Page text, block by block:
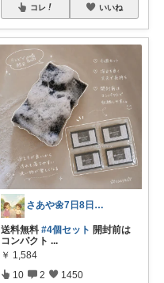
コレ いいね
さあや🌼7日8日有難うございます
送料無料 #4個セット 開封前は
コンパクト ...
￥ 1,584
10 2 1450